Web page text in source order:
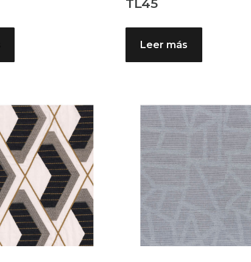
TL45
Leer más